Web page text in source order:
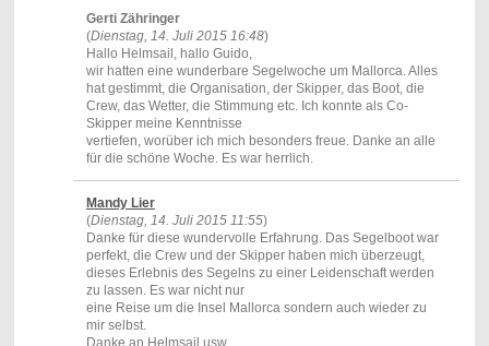
Gerti Zähringer
(Dienstag, 14. Juli 2015 16:48)
Hallo Helmsail, hallo Guido,
wir hatten eine wunderbare Segelwoche um Mallorca. Alles
hat gestimmt, die Organisation, der Skipper, das Boot, die
Crew, das Wetter, die Stimmung etc. Ich konnte als Co-
Skipper meine Kenntnisse
vertiefen, worüber ich mich besonders freue. Danke an alle
für die schöne Woche. Es war herrlich.
Mandy Lier
(Dienstag, 14. Juli 2015 11:55)
Danke für diese wundervolle Erfahrung. Das Segelboot war
perfekt, die Crew und der Skipper haben mich überzeugt,
dieses Erlebnis des Segelns zu einer Leidenschaft werden
zu lassen. Es war nicht nur
eine Reise um die Insel Mallorca sondern auch wieder zu
mir selbst.
Danke an Helmsail usw.